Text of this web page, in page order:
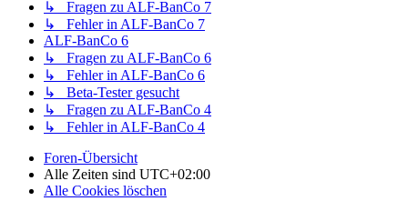
↳ Fragen zu ALF-BanCo 7
↳ Fehler in ALF-BanCo 7
ALF-BanCo 6
↳ Fragen zu ALF-BanCo 6
↳ Fehler in ALF-BanCo 6
↳ Beta-Tester gesucht
↳ Fragen zu ALF-BanCo 4
↳ Fehler in ALF-BanCo 4
Foren-Übersicht
Alle Zeiten sind UTC+02:00
Alle Cookies löschen